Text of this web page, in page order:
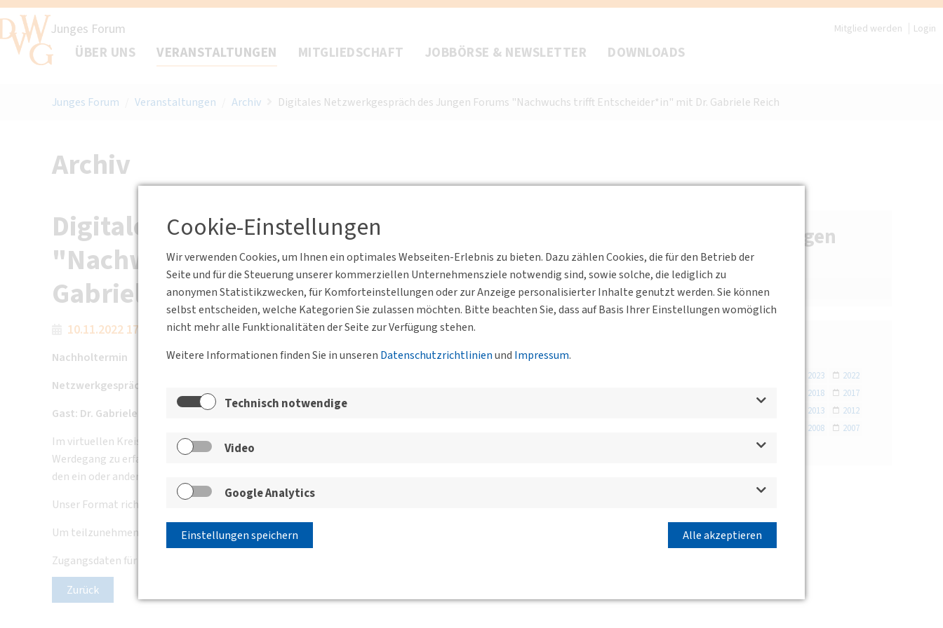
Cookie-Einstellungen
Wir verwenden Cookies, um Ihnen ein optimales Webseiten-Erlebnis zu bieten. Dazu zählen Cookies, die für den Betrieb der
Seite und für die Steuerung unserer kommerziellen Unternehmensziele notwendig sind, sowie solche, die lediglich zu
anonymen Statistikzwecken, für Komforteinstellungen oder zur Anzeige personalisierter Inhalte genutzt werden. Sie können
selbst entscheiden, welche Kategorien Sie zulassen möchten. Bitte beachten Sie, dass auf Basis Ihrer Einstellungen womöglich
nicht mehr alle Funktionalitäten der Seite zur Verfügung stehen.
Weitere Informationen finden Sie in unseren Datenschutzrichtlinienund Impressum.
Technisch notwendige
Video
Google Analytics
Einstellungen speichern Alle akzeptieren
Junges Forum Mitglied werden Login
ÜBER UNS VERANSTALTUNGEN MITGLIEDSCHAFT JOBBÖRSE & NEWSLETTER DOWNLOADS
Junges Forum Veranstaltungen Archiv Digitales Netzwerkgespräch des Jungen Forums "Nachwuchs trifft Entscheider*in" mit Dr. Gabriele Reich
Archiv
Digitales Netzwerkgespräch des Jungen Forums
"Nachwuchs trifft Entscheider*in" mit Dr.
Gabriele Reich
10.11.2022 17:00
Nachholtermin
Netzwerkgespräch in Kooperation mit dem Jungen Forum Hamburg
Gast: Dr. Gabriele Reich, Executive Consultant, Lufthansa Industry Solutions
Im virtuellen Kreis habt Ihr in dem ca. 1,5 bis 2-stündigen Gespräch die Gelegenheit, mehr zu Gabriele Reichs' persönlichem
Werdegang zu erfahren und Einblicke in ihre Tätigkeit bei Lufthansa Industry Solutions zu bekommen, Fragen zu stellen sowie
den ein oder anderen Tipp zur Berufs- und Karriereplanung zu erhalten.
Unser Format richtet sich dabei insbesondere an Studierende, Berufseinsteiger und junge Nachwuchskräfte.
Um teilzunehmen, sende uns bitte eine Mail unter Angabe deines Alters an:
Zugangsdaten für Zoom werden kurz vor der Veranstaltung an die Teilnehmenden versendet.
Zurück
Veranstaltungen
Veranstaltungskalender
Archiv
2023
2022
2018
2017
2013
2012
2008 2007